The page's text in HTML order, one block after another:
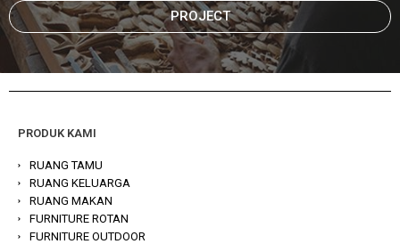
PROJECT
PRODUK KAMI
RUANG TAMU
RUANG KELUARGA
RUANG MAKAN
FURNITURE ROTAN
FURNITURE OUTDOOR